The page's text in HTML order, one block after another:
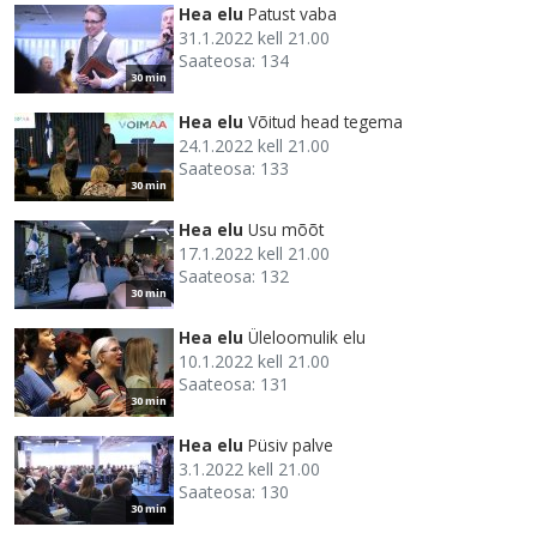
30 min
Hea elu Patust vaba
31.1.2022 kell 21.00
Saateosa: 134
30 min
Hea elu Võitud head tegema
24.1.2022 kell 21.00
Saateosa: 133
30 min
Hea elu Usu mõõt
17.1.2022 kell 21.00
Saateosa: 132
30 min
Hea elu Üleloomulik elu
10.1.2022 kell 21.00
Saateosa: 131
30 min
Hea elu Püsiv palve
3.1.2022 kell 21.00
Saateosa: 130